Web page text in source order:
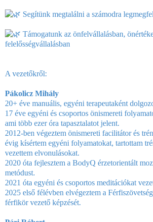
Segítünk megtalálni a számodra
Támogatunk az önfelvállalásban,
felelősségvállalásban
A vezetőkről:
Pákolicz Mihály
20+ éve manuális, egyéni terapeutaként
17 éve egyéni és csoportos önismereti
ami több ezer óra tapasztalatot jelent.
2012-ben végeztem önismereti facilitátor és
évig kísértem egyéni folyamatokat, tartottam
vezettem elvonulásokat.
2020 óta fejlesztem a BodyQ érzetorientált
metódust.
2021 óta egyéni és csoportos meditációkat
2025 első félévben elvégeztem a
férfikör vezető képzését.